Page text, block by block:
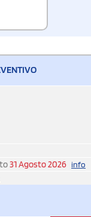
31 Agosto 2026 info